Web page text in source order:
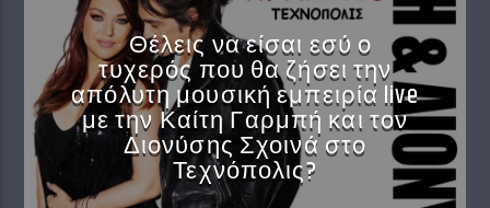
Θέλεις να είσαι εσύ ο
τυχερός που θα ζήσει την
απόλυτη μουσική εμπειρία live
με την Καίτη Γαρμπή και τον
Διονύσης Σχοινά στο
Τεχνόπολις?